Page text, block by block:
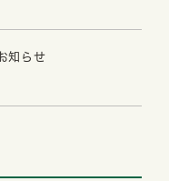
知らせ